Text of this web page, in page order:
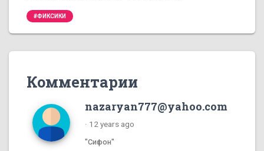
#ФИКСИКИ
Комментарии
nazaryan777@yahoo.com
· 12 years ago
"Сифон"